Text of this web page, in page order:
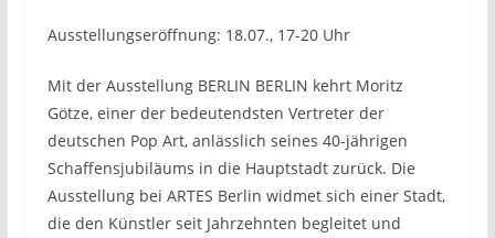
Ausstellungseröffnung: 18.07., 17-20 Uhr
Mit der Ausstellung BERLIN BERLIN kehrt Moritz
Götze, einer der bedeutendsten Vertreter der
deutschen Pop Art, anlässlich seines 40-jährigen
Schaffensjubiläums in die Hauptstadt zurück. Die
Ausstellung bei ARTES Berlin widmet sich einer Stadt,
die den Künstler seit Jahrzehnten begleitet und